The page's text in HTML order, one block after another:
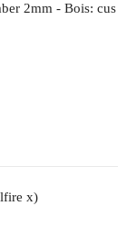
2mm - Bois: cus
x)